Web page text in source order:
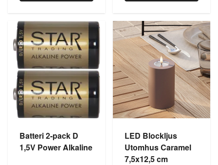
Batteri 2-pack D
1,5V Power Alkaline
LED Blockljus
Utomhus Caramel
7,5x12,5 cm